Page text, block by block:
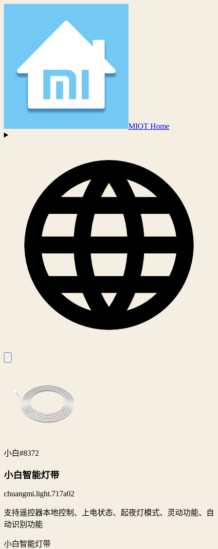
MIOT Home
小白#8372
小白智能灯带
chuangmi.light.717a02
支持遥控器本地控制、上电状态、起夜灯模式、灵动功能、自
动识别功能
小白智能灯带